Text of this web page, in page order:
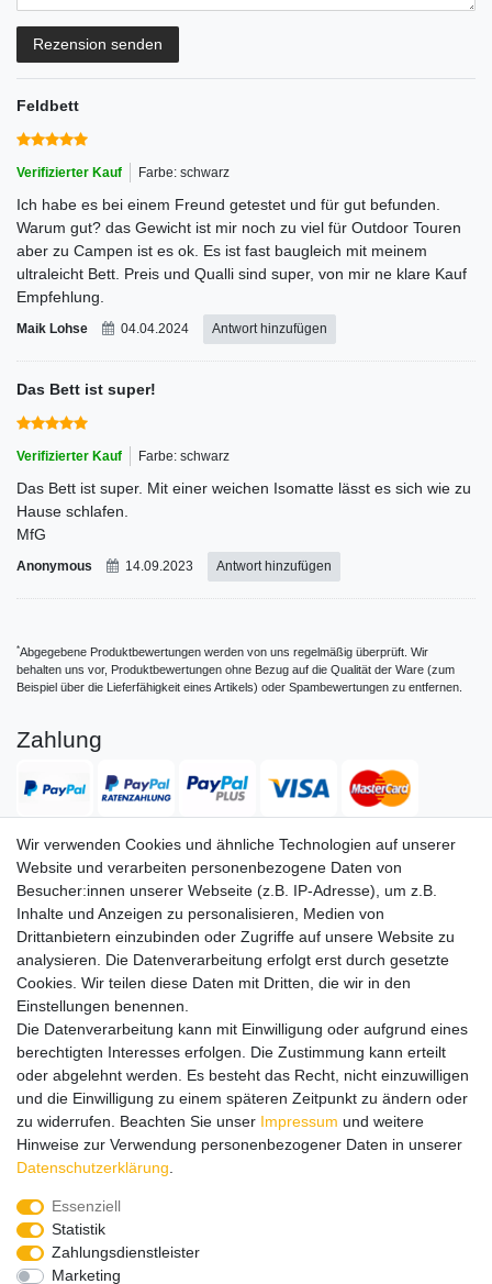
Rezension senden
Feldbett
Verifizierter Kauf Farbe: schwarz
Ich habe es bei einem Freund getestet und für gut befunden.
Warum gut? das Gewicht ist mir noch zu viel für Outdoor Touren
aber zu Campen ist es ok. Es ist fast baugleich mit meinem
ultraleicht Bett. Preis und Qualli sind super, von mir ne klare Kauf
Empfehlung.
Maik Lohse 04.04.2024 Antwort hinzufügen
Das Bett ist super!
Verifizierter Kauf Farbe: schwarz
Das Bett ist super. Mit einer weichen Isomatte lässt es sich wie zu
Hause schlafen.
MfG
Anonymous 14.09.2023 Antwort hinzufügen
*Abgegebene Produktbewertungen werden von uns regelmäßig überprüft. Wir
behalten uns vor, Produktbewertungen ohne Bezug auf die Qualität der Ware (zum
Beispiel über die Lieferfähigkeit eines Artikels) oder Spambewertungen zu entfernen.
Zahlung
Versand
Service Service
Info Info
Kontakt Kontakt
ImpressumAGB DatenschutzWiderruf Vertrag widerrufen
Alle Preise in Euro inkl. gesetzl. MwSt. zzgl.Versandkosten
nicht anders beschrieben. Änderungen und Irrtümer vorbehalten.
Abbildungen ähnlich.
Wir versenden in die folgenden Länder
Wir verwenden Cookies und ähnliche Technologien auf unserer
Website und verarbeiten personenbezogene Daten von
Besucher:innen unserer Webseite (z.B. IP-Adresse), um z.B.
Inhalte und Anzeigen zu personalisieren, Medien von
Drittanbietern einzubinden oder Zugriffe auf unsere Website zu
analysieren. Die Datenverarbeitung erfolgt erst durch gesetzte
Cookies. Wir teilen diese Daten mit Dritten, die wir in den
Einstellungen benennen.
Die Datenverarbeitung kann mit Einwilligung oder aufgrund eines
berechtigten Interesses erfolgen. Die Zustimmung kann erteilt
oder abgelehnt werden. Es besteht das Recht, nicht einzuwilligen
und die Einwilligung zu einem späteren Zeitpunkt zu ändern oder
zu widerrufen. Beachten Sie unser Impressum und weitere
Hinweise zur Verwendung personenbezogener Daten in unserer
Daten­schutz­erklärung
Essenziell
Statistik
Zahlungsdienstleister
Marketing